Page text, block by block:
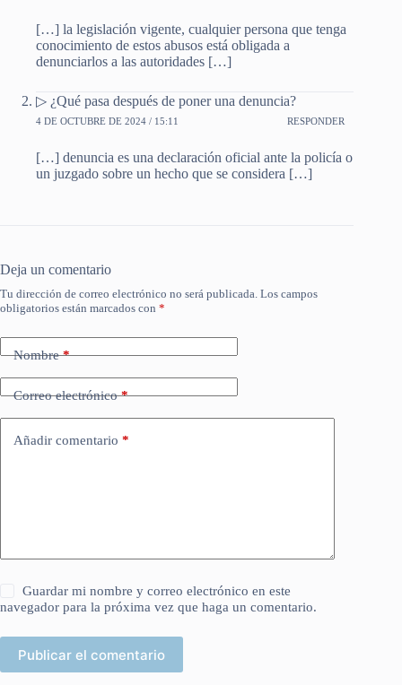
[…] la legislación vigente, cualquier persona que tenga
conocimiento de estos abusos está obligada a
denunciarlos a las autoridades […]
▷ ¿Qué pasa después de poner una denuncia?
4 DE OCTUBRE DE 2024 / 15:11 RESPONDER
[…] denuncia es una declaración oficial ante la policía o
un juzgado sobre un hecho que se considera […]
Deja un comentario
Tu dirección de correo electrónico no será publicada. Los campos
obligatorios están marcados con *
Nombre*
Correo electrónico*
Añadir comentario *
Guardar mi nombre y correo electrónico en este
navegador para la próxima vez que haga un comentario.
Publicar el comentario